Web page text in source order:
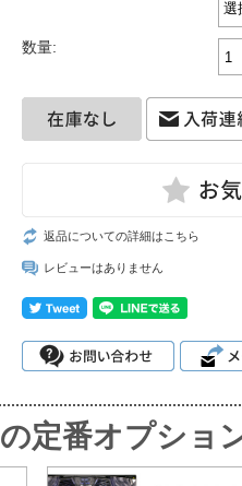
数量:
返品についての詳細はこちら
レビューはありません
の定番オプショ